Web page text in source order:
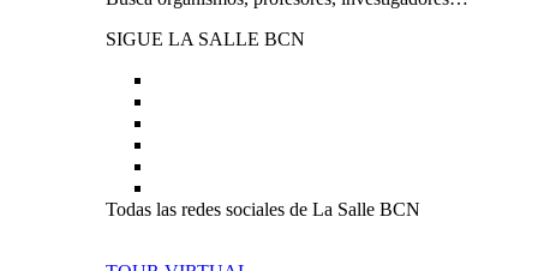
SIGUE LA SALLE BCN
Todas las redes sociales de La Salle BCN